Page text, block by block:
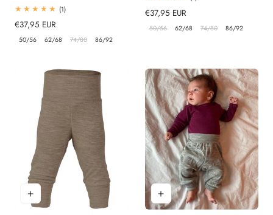
(1)1
Normale
prijs
€37,95 EUR
50/56 62/68 74/80 86/92
Normale
prijs
€37,95 EUR
50/56 62/68 74/80 86/92